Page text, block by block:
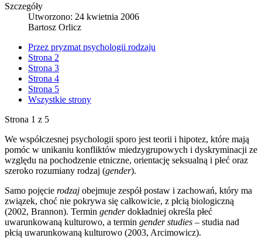
Szczegóły
Utworzono: 24 kwietnia 2006
Bartosz Orlicz
Przez pryzmat psychologii rodzaju
Strona 2
Strona 3
Strona 4
Strona 5
Wszystkie strony
Strona 1 z 5
We współczesnej psychologii sporo jest teorii i hipotez, które mają
pomóc w unikaniu konfliktów miedzygrupowych i dyskryminacji ze
względu na pochodzenie etniczne, orientację seksualną i płeć oraz
szeroko rozumiany rodzaj (gender).
Samo pojęcie rodzaj obejmuje zespół postaw i zachowań, który ma
związek, choć nie pokrywa się całkowicie, z płcią biologiczną
(2002, Brannon). Termin genderdokładniej określa płeć
uwarunkowaną kulturowo, a termin gender studies – studia nad
płcią uwarunkowaną kulturowo (2003, Arcimowicz).